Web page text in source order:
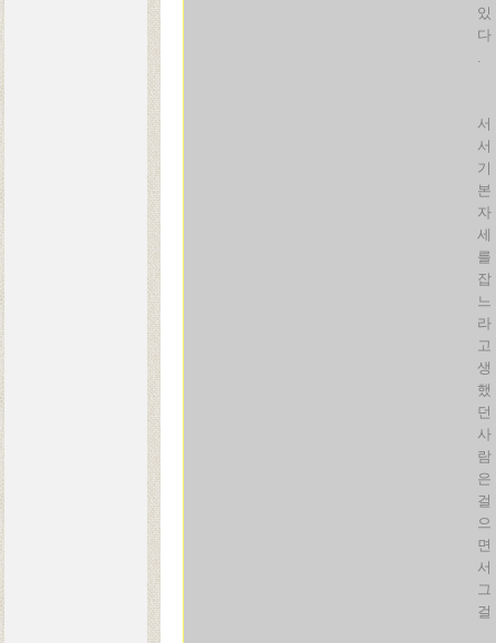
있
다
.
서
서
기
본
자
세
를
잡
느
라
고
생
했
던
사
람
은
걸
으
면
서
그
걸